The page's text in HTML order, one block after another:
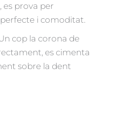
es prova per
i comoditat.
cop la corona de
es cimenta
sobre la dent